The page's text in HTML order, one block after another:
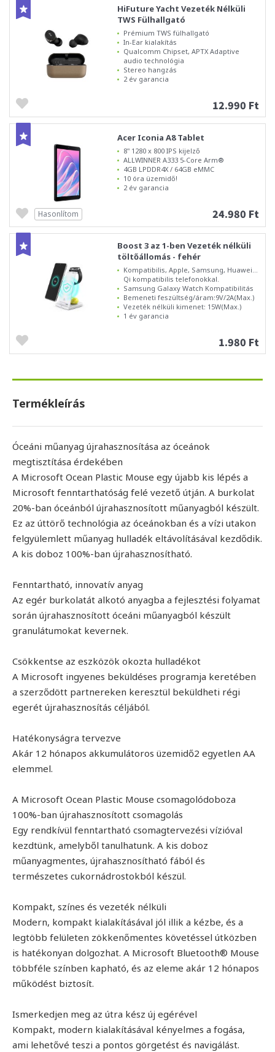
HiFuture Yacht Vezeték Nélküli
TWS Fülhallgató
Prémium TWS fülhallgató
In-Ear kialakítás
Qualcomm Chipset, APTX Adaptive
audio technológia
Stereo hangzás
2 év garancia
12.990 Ft
Acer Iconia A8 Tablet
8" 1280 x 800 IPS kijelző
ALLWINNER A333 5-Core Arm®
4GB LPDDR4X / 64GB eMMC
10 óra üzemidő!
2 év garancia
24.980 Ft
Hasonlítom
Boost 3 az 1-ben Vezeték nélküli
töltőállomás - fehér
Kompatibilis, Apple, Samsung, Huawei...
Qi kompatibilis telefonokkal.
Samsung Galaxy Watch Kompatibilitás
Bemeneti feszültség/áram:9V/2A(Max.)
Vezeték nélküli kimenet: 15W(Max.)
1 év garancia
1.980 Ft
Termékleírás
Óceáni műanyag újrahasznosítása az óceánok
megtisztítása érdekében
A Microsoft Ocean Plastic Mouse egy újabb kis lépés a
Microsoft fenntarthatóság felé vezető útján. A burkolat
20%-ban óceánból újrahasznosított műanyagból készült.
Ez az úttörő technológia az óceánokban és a vízi utakon
felgyülemlett műanyag hulladék eltávolításával kezdődik.
A kis doboz 100%-ban újrahasznosítható.
Fenntartható, innovatív anyag
Az egér burkolatát alkotó anyagba a fejlesztési folyamat
során újrahasznosított óceáni műanyagból készült
granulátumokat kevernek.
Csökkentse az eszközök okozta hulladékot
A Microsoft ingyenes beküldéses programja keretében
a szerződött partnereken keresztül beküldheti régi
egerét újrahasznosítás céljából.
Hatékonyságra tervezve
Akár 12 hónapos akkumulátoros üzemidő2 egyetlen AA
elemmel.
A Microsoft Ocean Plastic Mouse csomagolódoboza
100%-ban újrahasznosított csomagolás
Egy rendkívül fenntartható csomagtervezési vízióval
kezdtünk, amelyből tanulhatunk. A kis doboz
műanyagmentes, újrahasznosítható fából és
természetes cukornádrostokból készül.
Kompakt, színes és vezeték nélküli
Modern, kompakt kialakításával jól illik a kézbe, és a
legtöbb felületen zökkenőmentes követéssel útközben
is hatékonyan dolgozhat. A Microsoft Bluetooth® Mouse
többféle színben kapható, és az eleme akár 12 hónapos
működést biztosít.
Ismerkedjen meg az útra kész új egérével
Kompakt, modern kialakításával kényelmes a fogása,
ami lehetővé teszi a pontos görgetést és navigálást.